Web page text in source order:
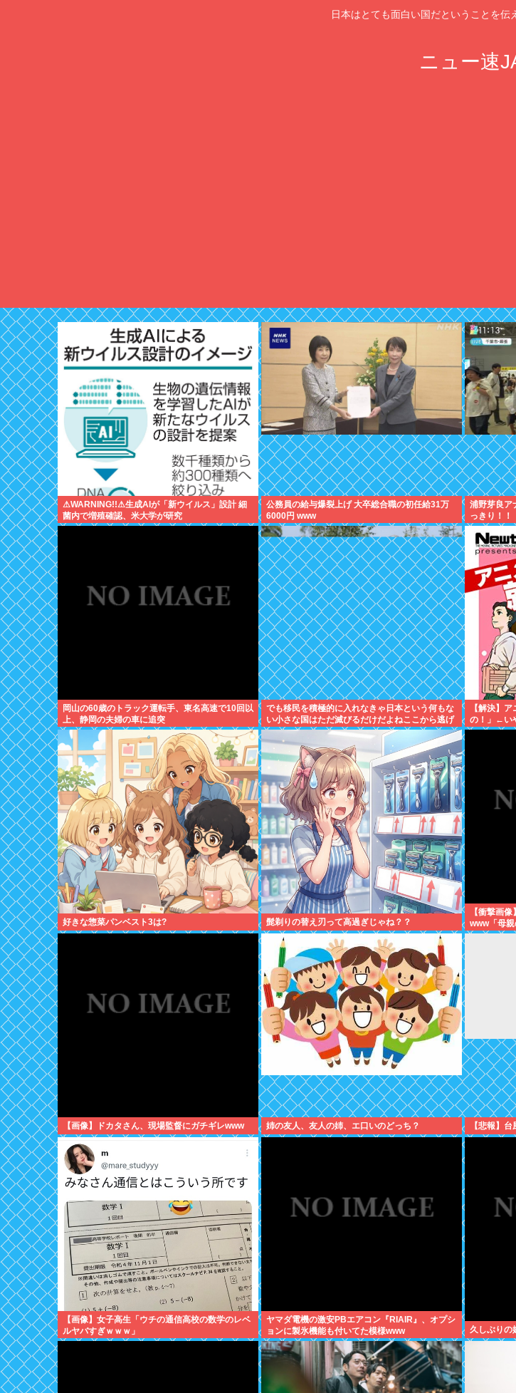
日本はとても面白い国だということを伝
ニュー速
⚠WARNING!!⚠生成AIが「新ウイルス」設計 細
菌内で増殖確認、米大学が研究
公務員の給与爆裂上げ 大卒総合職の初任給31万
6000円 www
浦野芽良ア
っきり！！
岡山の60歳のトラック運転手、東名高速で10回以
上、静岡の夫婦の車に追突
でも移民を積極的に入れなきゃ日本という何もな
い小さな国はただ滅びるだけだよねここから逃げ
るとただのネトウヨになりそうだと思う
【解決】
の！」←い
好きな惣菜パンベスト3は? 髭剃りの替え刃って高過ぎじゃね？？
【衝撃画
www「母
こちら…こ
【画像】ドカタさん、現場監督にガチギレwww 姉の友人、友人の姉、エ口いのどっち？ 【悲報】
【画像】女子高生「ウチの通信高校の数学のレベ
ルヤバすぎｗｗｗ」
ヤマダ電機の激安PBエアコン『RIAIR』、オプシ
ョンに製氷機能も付いてた模様www
久しぶりの